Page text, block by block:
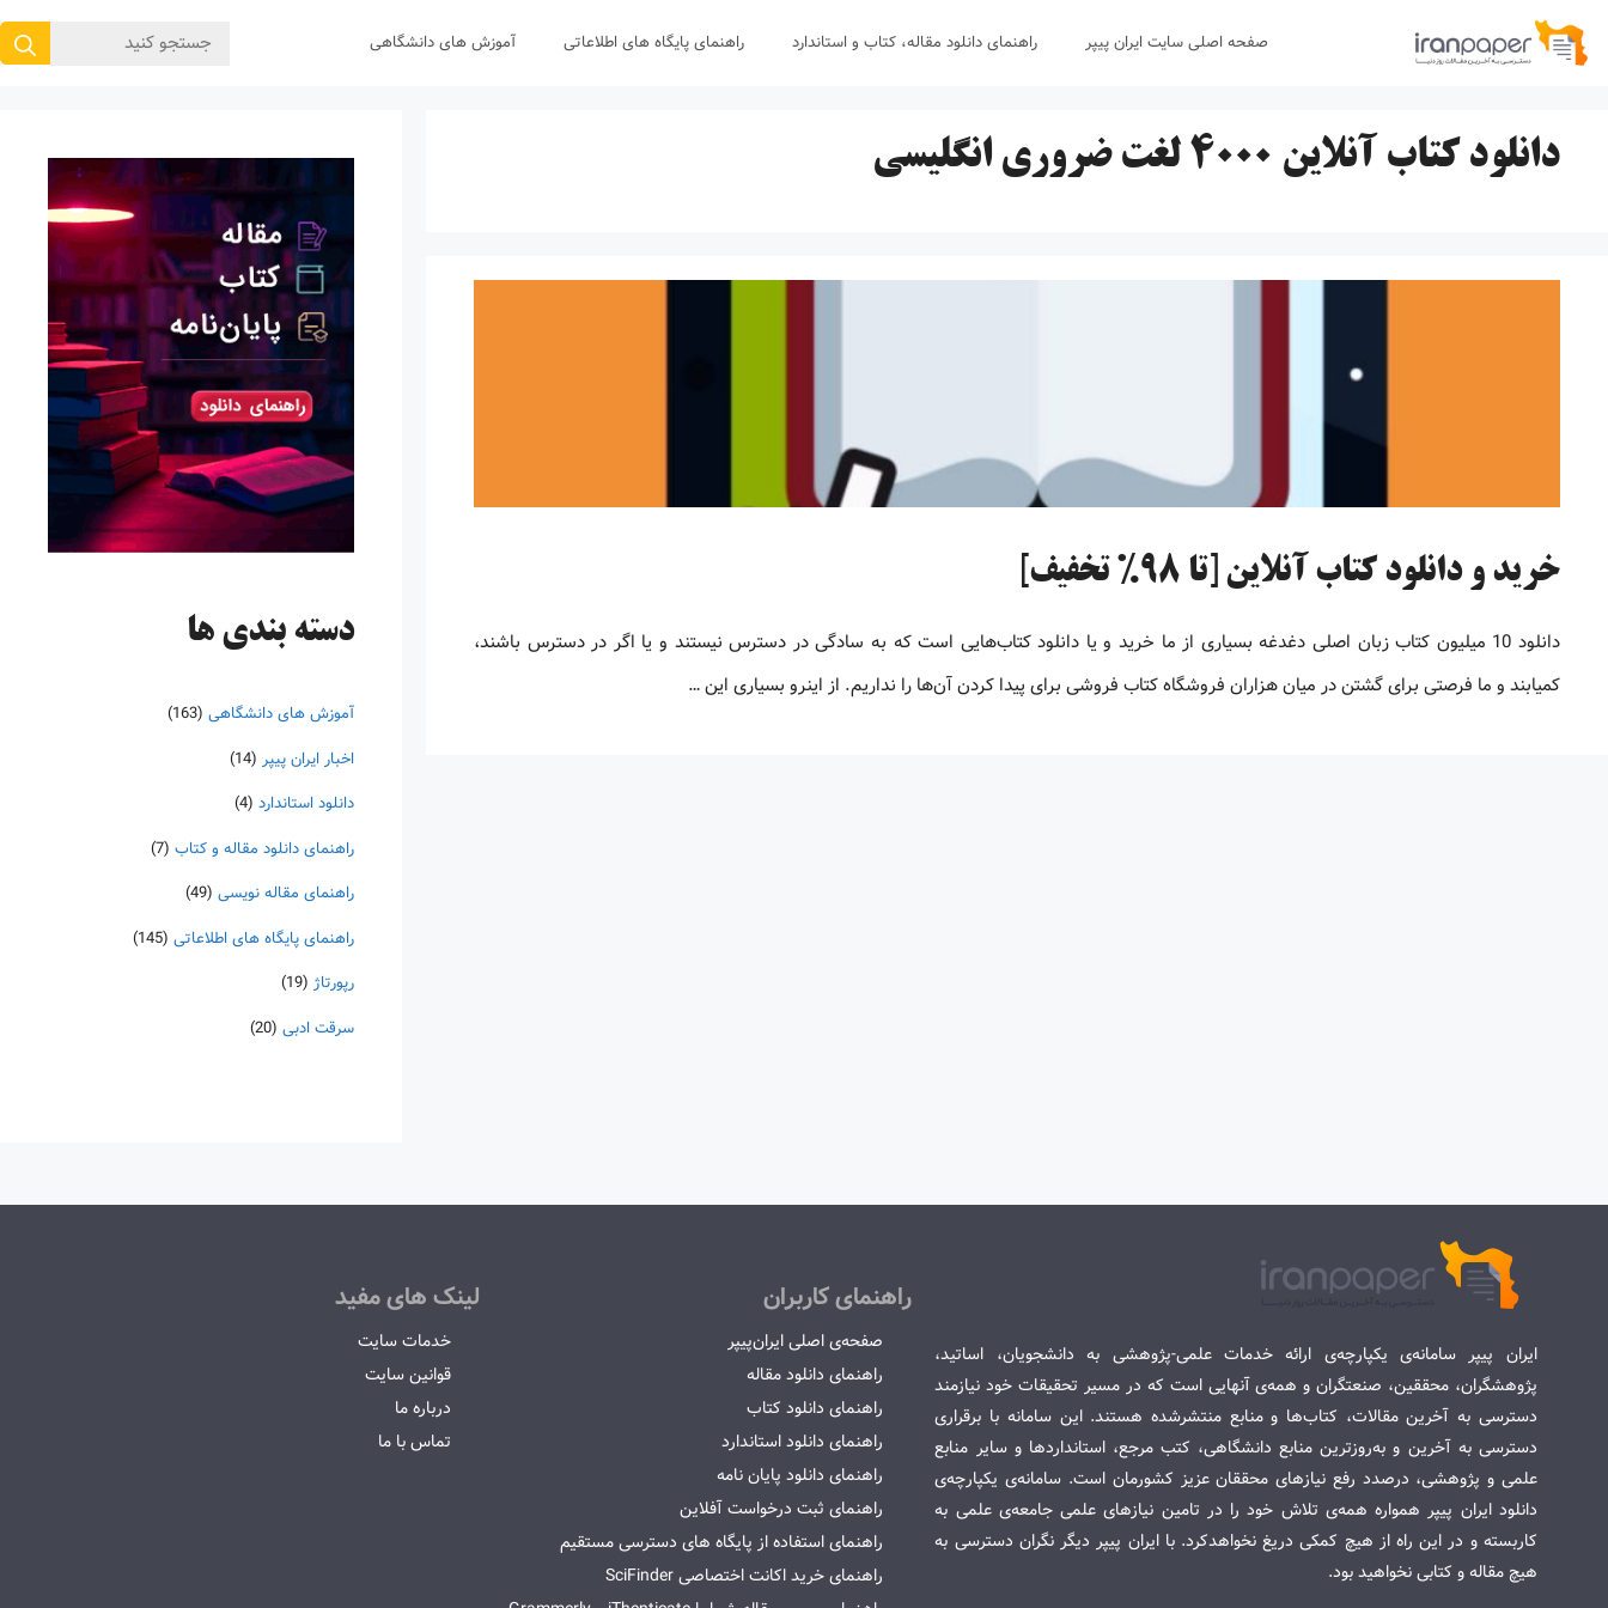
پرش
صفحه اصلی سایت ایران پیپر راهنمای دانلود مقاله، کتاب و استاندارد راهنمای پایگاه های اطلاعاتی آموزش های دانشگاهی
جستجوی
دانلود کتاب آنلاین ۴۰۰۰ لغت ضروری انگلیسی
خرید و دانلود کتاب آنلاین [تا 98% تخفیف]
دانلود 10 میلیون کتاب زبان اصلی دغدغه بسیاری از ما خرید و یا دانلود کتاب‌هایی است که به سادگی در دسترس نیستند و یا اگر در دسترس باشند،
کمیابند و ما فرصتی برای گشتن در میان هزاران فروشگاه کتاب فروشی برای پیدا کردن آن‌ها را نداریم. از اینرو بسیاری این …
دسته‌ بندی ها
آموزش های دانشگاهی (163)
اخبار ایران پیپر (14)
دانلود استاندارد (4)
راهنمای دانلود مقاله و کتاب (7)
راهنمای مقاله نویسی (49)
راهنمای پایگاه های اطلاعاتی (145)
رپورتاژ (19)
سرقت ادبی (20)
ایران پیپر سامانه‌ی یکپارچه‌ی ارائه خدمات علمی-پژوهشی به دانشجویان، اساتید،
پژوهشگران، محققین، صنعتگران و همه‌ی آنهایی است که در مسیر تحقیقات خود نیازمند
دسترسی به آخرین مقالات، کتاب‌ها و منابع منتشرشده هستند. این سامانه با برقراری
دسترسی به آخرین و به‌روزترین منابع دانشگاهی، کتب مرجع، استانداردها و سایر منابع
علمی و پژوهشی، درصدد رفع نیازهای محققان عزیز کشورمان است. سامانه‌ی یکپارچه‌ی
دانلود ایران پیپر همواره همه‌ی تلاش خود را در تامین نیازهای علمی جامعه‌ی علمی به
کاربسته و در این راه از هیچ کمکی دریغ نخواهدکرد. با ایران پیپر دیگر نگران دسترسی به
هیچ مقاله و کتابی نخواهید بود.
راهنمای کاربران
صفحه‌ی اصلی ایران‌پیپر
راهنمای دانلود مقاله
راهنمای دانلود کتاب
راهنمای دانلود استاندارد
راهنمای دانلود پایان نامه
راهنمای ثبت درخواست آفلاین
راهنمای استفاده از پایگاه های دسترسی مستقیم
راهنمای خرید اکانت اختصاصی SciFinder
لینک های مفید
خدمات سایت
قوانین سایت
درباره ما
تماس با ما